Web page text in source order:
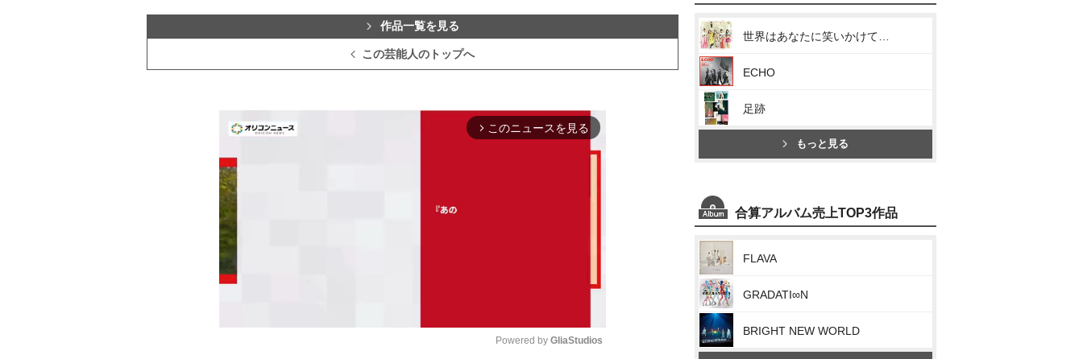
作品一覧を見る
この芸能人のトップへ
arrow_forward_ios このニュースを見る
Powered by GliaStudios
ECHO
足跡
もっと見る
合算アルバム売上TOP3作品
FLAVA
GRADATI∞N
BRIGHT NEW WORLD